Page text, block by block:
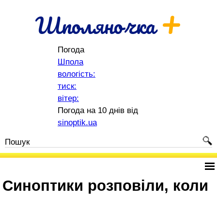
Шполяночка+
Погода
Шпола
вологість:
тиск:
вітер:
Погода на 10 днів від
sinoptik.ua
Синоптики розповіли, коли